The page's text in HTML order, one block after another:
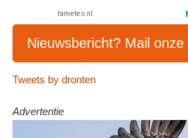
Nieuwsbericht? Mail
Tweets by dronten
Advertentie